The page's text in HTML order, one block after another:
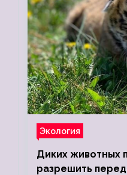
Экология
Диких животных
разрешить